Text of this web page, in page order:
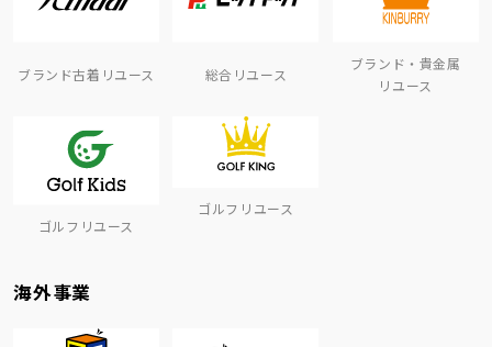
ブランド古着リユース 総合リユース
ブランド・貴金属
リユース
ゴルフリユース
ゴルフリユース
海外事業